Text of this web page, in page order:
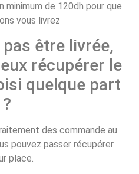
minimum de 120dh pour que
vous livrez
être livrée,
récupérer le
quelque part
?
des commande au
pouvez passer récupérer
place.